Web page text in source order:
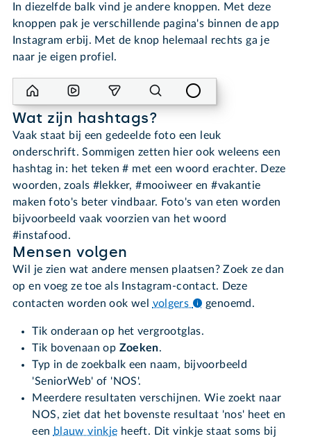
In diezelfde balk vind je andere knoppen. Met deze
knoppen pak je verschillende pagina's binnen de app
Instagram erbij. Met de knop helemaal rechts ga je
naar je eigen profiel.
Wat zijn hashtags?
Vaak staat bij een gedeelde foto een leuk
onderschrift. Sommigen zetten hier ook weleens een
hashtag in: het teken # met een woord erachter. Deze
woorden, zoals #lekker, #mooiweer en #vakantie
maken foto's beter vindbaar. Foto's van eten worden
bijvoorbeeld vaak voorzien van het woord
#instafood.
Mensen volgen
Wil je zien wat andere mensen plaatsen? Zoek ze dan
op en voeg ze toe als Instagram-contact. Deze
contacten worden ook wel volgers genoemd.
Tik onderaan op het vergrootglas.
Tik bovenaan op Zoeken.
Typ in de zoekbalk een naam, bijvoorbeeld
'SeniorWeb' of 'NOS'.
Meerdere resultaten verschijnen. Wie zoekt naar
NOS, ziet dat het bovenste resultaat 'nos' heet en
een blauw vinkje heeft. Dit vinkje staat soms bij